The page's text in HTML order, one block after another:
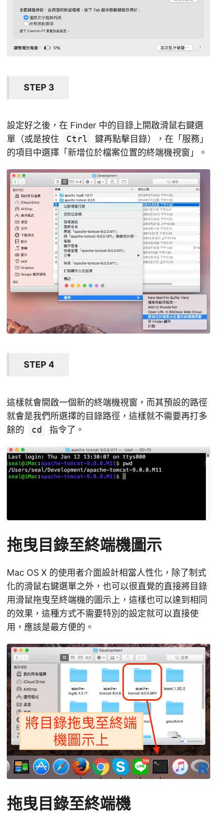
STEP 3
設定好之後，在 Finder 中的目錄上開啟滑鼠右鍵選
單（或是按住
Ctrl
鍵再點擊目錄），在「服務」
的項目中選擇「新增位於檔案位置的終端機視窗」。
STEP 4
這樣就會開啟一個新的終端機視窗，而其預設的路徑
就會是我們所選擇的目錄路徑，這樣就不需要再打多
餘的
cd 指令了。
拖曳目錄至終端機圖示
Mac OS X 的使用者介面設計相當人性化，除了制式
化的滑鼠右鍵選單之外，也可以很直覺的直接將目錄
用滑鼠拖曳至終端機的圖示上，這樣也可以達到相同
的效果，這種方式不需要特別的設定就可以直接使
用，應該是最方便的。
拖曳目錄至終端機